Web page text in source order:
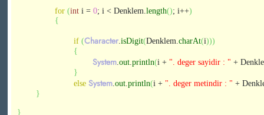
for (int i = 0; i < Denklem.length(); i++)
{
if (Character.isDigit(Denklem.charAt(i)))
{
System.out.println(i + ". deger sayidir : " +
}
else System.out.println(i + ". deger metindir : " +
}
}